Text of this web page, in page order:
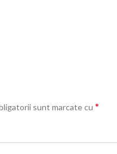
sunt marcate cu *